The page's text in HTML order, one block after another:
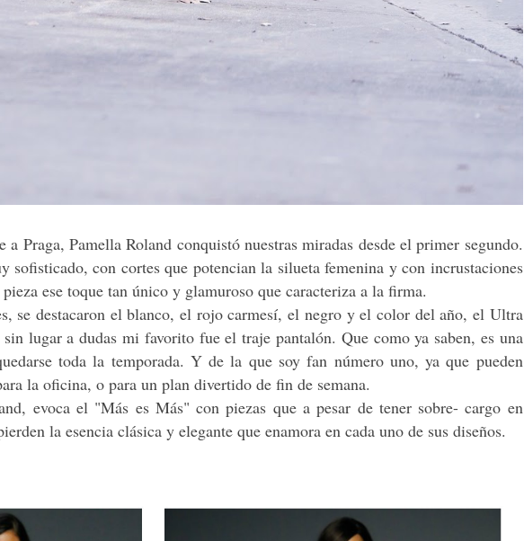
Praga, Pamella Roland conquistó nuestras miradas desde el primer segundo.
sofisticado, con cortes que potencian la silueta femenina y con incrustaciones
ese toque tan único y glamuroso que caracteriza a la firma.
se destacaron el blanco, el rojo carmesí, el negro y el color del año, el Ultra
lugar a dudas mi favorito fue el traje pantalón. Que como ya saben, es una
toda la temporada. Y de la que soy fan número uno, ya que pueden
la oficina, o para un plan divertido de fin de semana.
evoca el "Más es Más" con piezas que a pesar de tener sobre- cargo en
la esencia clásica y elegante que enamora en cada uno de sus diseños.